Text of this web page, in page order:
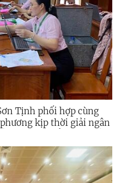
Tịnh phối hợp cùng
kịp thời giải ngân
địa bàn